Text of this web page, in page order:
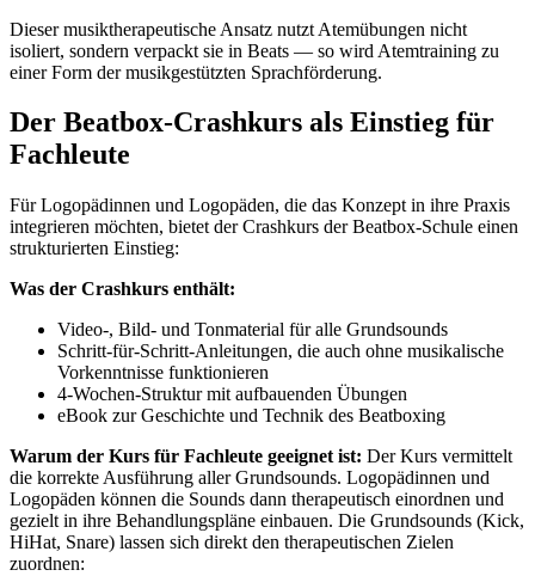
Dieser musiktherapeutische Ansatz nutzt Atemübungen nicht
isoliert, sondern verpackt sie in Beats — so wird Atemtraining zu
einer Form der musikgestützten Sprachförderung.
Der Beatbox-Crashkurs als Einstieg für
Fachleute
Für Logopädinnen und Logopäden, die das Konzept in ihre Praxis
integrieren möchten, bietet der Crashkurs der Beatbox-Schule einen
strukturierten Einstieg:
Was der Crashkurs enthält:
Video-, Bild- und Tonmaterial für alle Grundsounds
Schritt-für-Schritt-Anleitungen, die auch ohne musikalische
Vorkenntnisse funktionieren
4-Wochen-Struktur mit aufbauenden Übungen
eBook zur Geschichte und Technik des Beatboxing
Warum der Kurs für Fachleute geeignet ist: Der Kurs vermittelt
die korrekte Ausführung aller Grundsounds. Logopädinnen und
Logopäden können die Sounds dann therapeutisch einordnen und
gezielt in ihre Behandlungspläne einbauen. Die Grundsounds (Kick,
HiHat, Snare) lassen sich direkt den therapeutischen Zielen
zuordnen: